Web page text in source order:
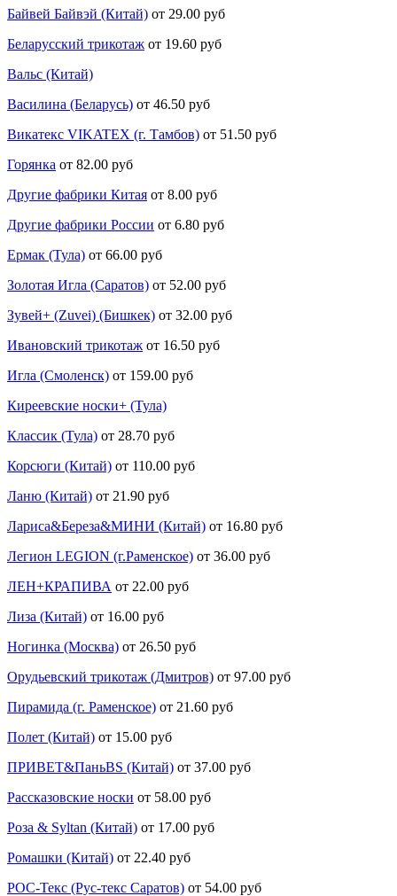
Байвей Байвэй (Китай) от 29.00 руб
Беларусский трикотаж от 19.60 руб
Вальс (Китай)
Василина (Беларусь) от 46.50 руб
Викатекс VIKATEX (г. Тамбов) от 51.50 руб
Горянка от 82.00 руб
Другие фабрики Китая от 8.00 руб
Другие фабрики России от 6.80 руб
Ермак (Тула) от 66.00 руб
Золотая Игла (Саратов) от 52.00 руб
Зувей+ (Zuvei) (Бишкек) от 32.00 руб
Ивановский трикотаж от 16.50 руб
Игла (Смоленск) от 159.00 руб
Киреевские носки+ (Тула)
Классик (Тула) от 28.70 руб
Корсюги (Китай) от 110.00 руб
Ланю (Китай) от 21.90 руб
Лариса&Береза&МИНИ (Китай) от 16.80 руб
Легион LEGION (г.Раменское) от 36.00 руб
ЛЕН+КРАПИВА от 22.00 руб
Лиза (Китай) от 16.00 руб
Ногинка (Москва) от 26.50 руб
Орудьевский трикотаж (Дмитров) от 97.00 руб
Пирамида (г. Раменское) от 21.60 руб
Полет (Китай) от 15.00 руб
ПРИВЕТ&ПаньBS (Китай) от 37.00 руб
Рассказовские носки от 58.00 руб
Роза & Syltan (Китай) от 17.00 руб
Ромашки (Китай) от 22.40 руб
РОС-Текс (Рус-текс Саратов) от 54.00 руб